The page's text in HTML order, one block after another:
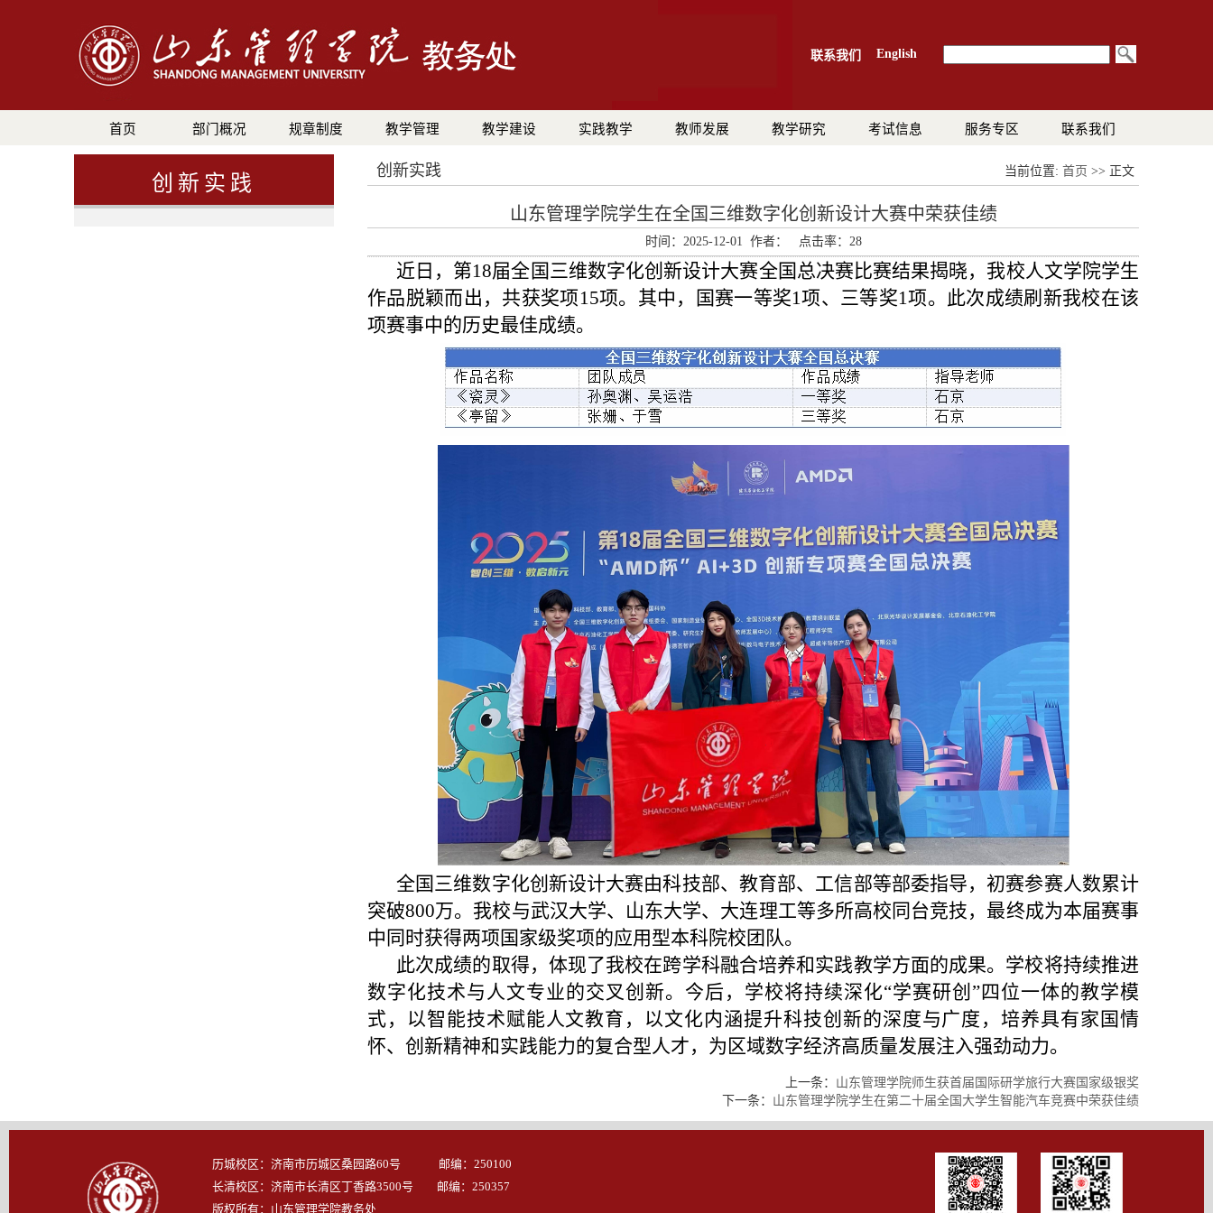
联系我们 English
首页 部门概况 规章制度 教学管理 教学建设 实践教学 教师发展 教学研究 考试信息 服务专区 联系我们
创新实践
创新实践 当前位置: 首页 >> 正文
山东管理学院学生在全国三维数字化创新设计大赛中荣获佳绩
时间：2025-12-01 作者： 点击率： 28
近日，第18届全国三维数字化创新设计大赛全国总决赛比赛结果揭晓，我校人文学院学生
作品脱颖而出，共获奖项15项。其中，国赛一等奖1项、三等奖1项。此次成绩刷新我校在该
项赛事中的历史最佳成绩。
全国三维数字化创新设计大赛由科技部、教育部、工信部等部委指导，初赛参赛人数累计
突破800万。我校与武汉大学、山东大学、大连理工等多所高校同台竞技，最终成为本届赛事
中同时获得两项国家级奖项的应用型本科院校团队。
此次成绩的取得，体现了我校在跨学科融合培养和实践教学方面的成果。学校将持续推进
数字化技术与人文专业的交叉创新。今后，学校将持续深化“学赛研创”四位一体的教学模
式，以智能技术赋能人文教育，以文化内涵提升科技创新的深度与广度，培养具有家国情
怀、创新精神和实践能力的复合型人才，为区域数字经济高质量发展注入强劲动力。
上一条： 山东管理学院师生获首届国际研学旅行大赛国家级银奖
下一条： 山东管理学院学生在第二十届全国大学生智能汽车竞赛中荣获佳绩
历城校区：济南市历城区桑园路60号 邮编：250100
长清校区：济南市长清区丁香路3500号 邮编：250357
版权所有：山东管理学院教务处